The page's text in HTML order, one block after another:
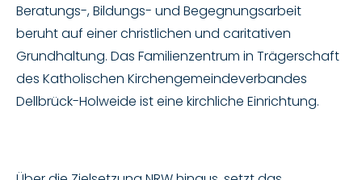
Beratungs-, Bildungs- und Begegnungsarbeit
beruht auf einer christlichen und caritativen
Grundhaltung. Das Familienzentrum in Trägerschaft
des Katholischen Kirchengemeindeverbandes
Dellbrück-Holweide ist eine kirchliche Einrichtung.